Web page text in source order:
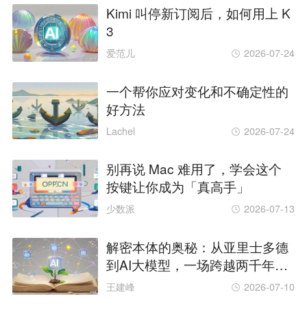
Kimi 叫停新订阅后，如何用上 K
3
爱范儿 2026-07-24
一个帮你应对变化和不确定性的
好方法
Lachel 2026-07-24
别再说 Mac 难用了，学会这个
按键让你成为「真高手」
少数派 2026-07-13
解密本体的奥秘：从亚里士多德
到AI大模型，一场跨越两千年的
知识革命
王建峰 2026-07-10